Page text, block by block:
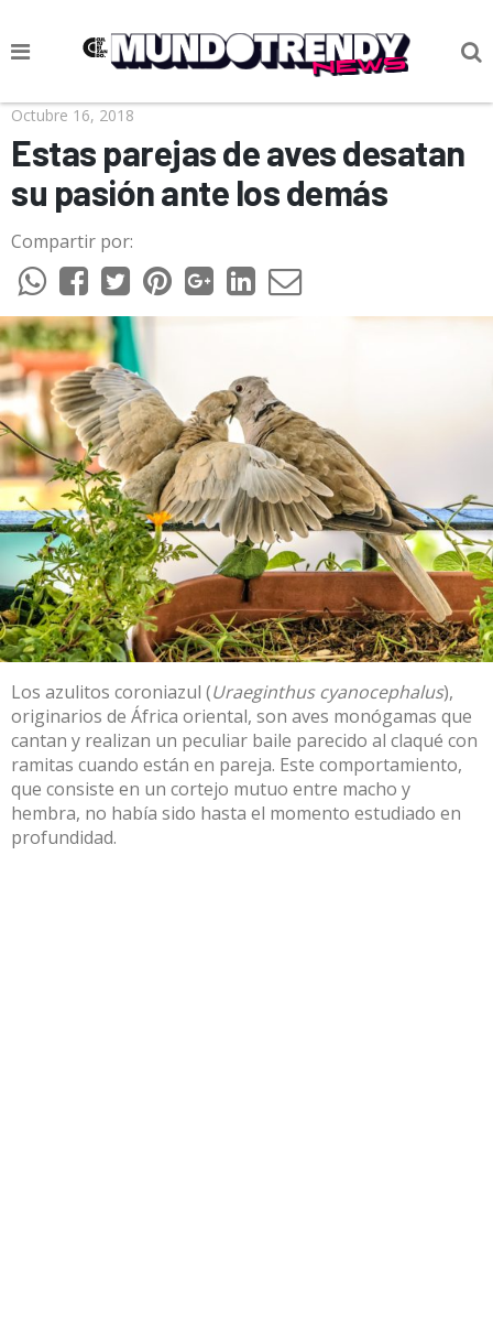
NOTICIAS
CULTURA POP
CIENCIA Y TECNOLOGÍA
VIDA
SOCIEDAD
CULTURIZANDO.COM
Octubre 16, 2018
Estas parejas de aves desatan
su pasión ante los demás
Compartir por:
Los azulitos coroniazul (Uraeginthus cyanocephalus)​,
originarios de África oriental, son aves monógamas que
cantan y realizan un peculiar baile parecido al claqué con
ramitas cuando están en pareja. Este comportamiento,
que consiste en un cortejo mutuo entre macho y
hembra, no había sido hasta el momento estudiado en
profundidad.